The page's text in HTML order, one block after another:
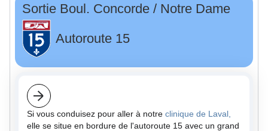
Sortie Boul. Concorde / Notre Dame
Autoroute 15
Si vous conduisez pour aller à notre clinique de Laval,
elle se situe en bordure de l'autoroute 15 avec un grand